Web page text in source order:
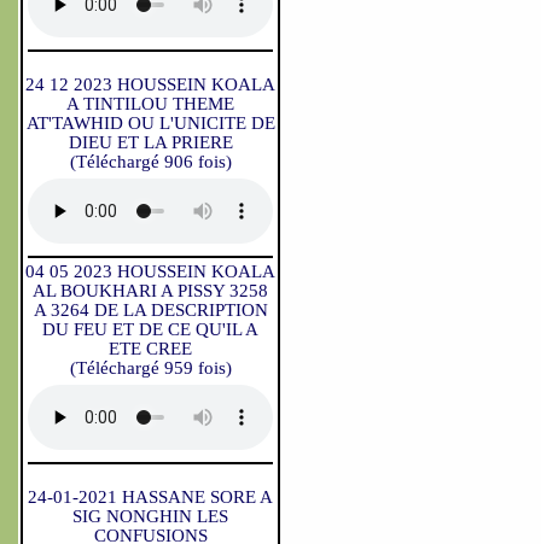
24 12 2023 HOUSSEIN KOALA
A TINTILOU THEME
AT'TAWHID OU L'UNICITE DE
DIEU ET LA PRIERE
(Téléchargé 906 fois)
04 05 2023 HOUSSEIN KOALA
AL BOUKHARI A PISSY 3258
A 3264 DE LA DESCRIPTION
DU FEU ET DE CE QU'IL A
ETE CREE
(Téléchargé 959 fois)
24-01-2021 HASSANE SORE A
SIG NONGHIN LES
CONFUSIONS